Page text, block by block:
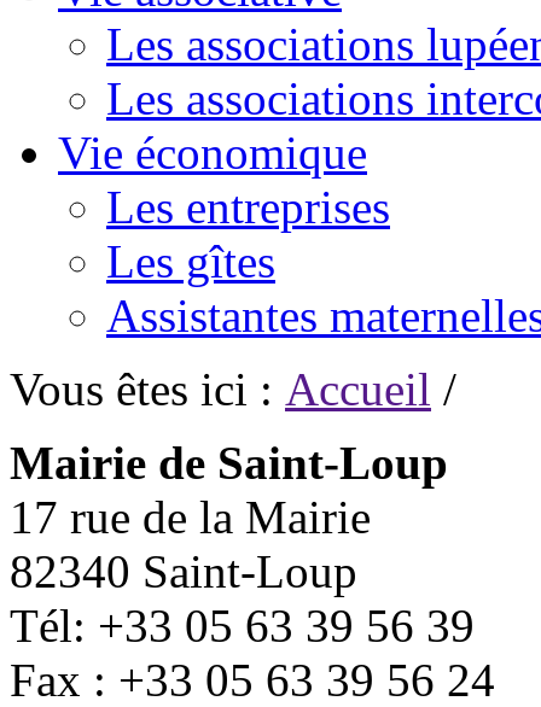
Les associations
Les associations
Vie économique
Les entreprises
Les gîtes
Assistantes
Vous êtes ici : Accueil /
Mairie de Saint-Loup
17 rue de la Mairie
82340 Saint-Loup
Tél: +33 05 63 39 56 39
Fax : +33 05 63 39 56 24